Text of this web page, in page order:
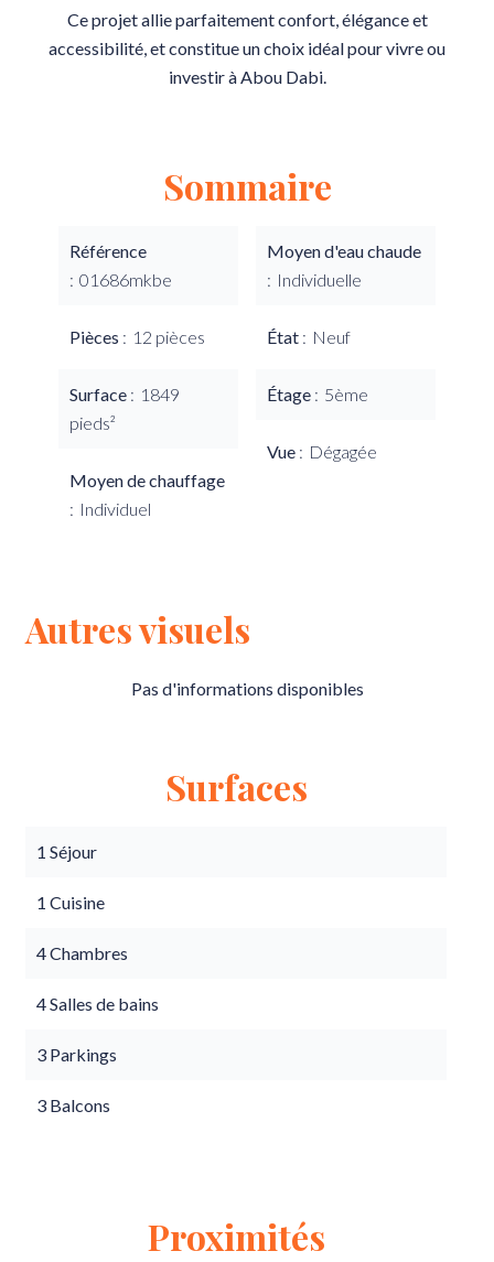
Ce projet allie parfaitement confort, élégance et
accessibilité, et constitue un choix idéal pour vivre ou
investir à Abou Dabi.
Sommaire
Référence
01686mkbe
Pièces 12 pièces
Surface
1849
pieds²
Moyen de chauffage
Individuel
Moyen d'eau chaude
Individuelle
État Neuf
Étage 5ème
Vue Dégagée
Autres visuels
Pas d'informations disponibles
Surfaces
1 Séjour
1 Cuisine
4 Chambres
4 Salles de bains
3 Parkings
3 Balcons
Proximités